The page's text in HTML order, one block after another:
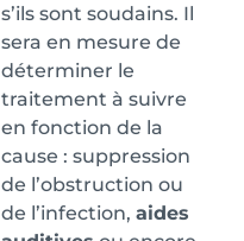
s’ils sont soudains. Il
sera en mesure de
déterminer le
traitement à suivre
en fonction de la
cause : suppression
de l’obstruction ou
de l’infection, aides